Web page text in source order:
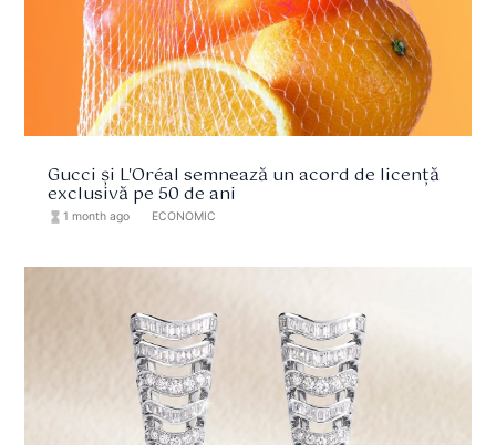
Gucci și L'Oréal semnează un acord de licență
exclusivă pe 50 de ani
hourglass_full 1 month ago ECONOMIC